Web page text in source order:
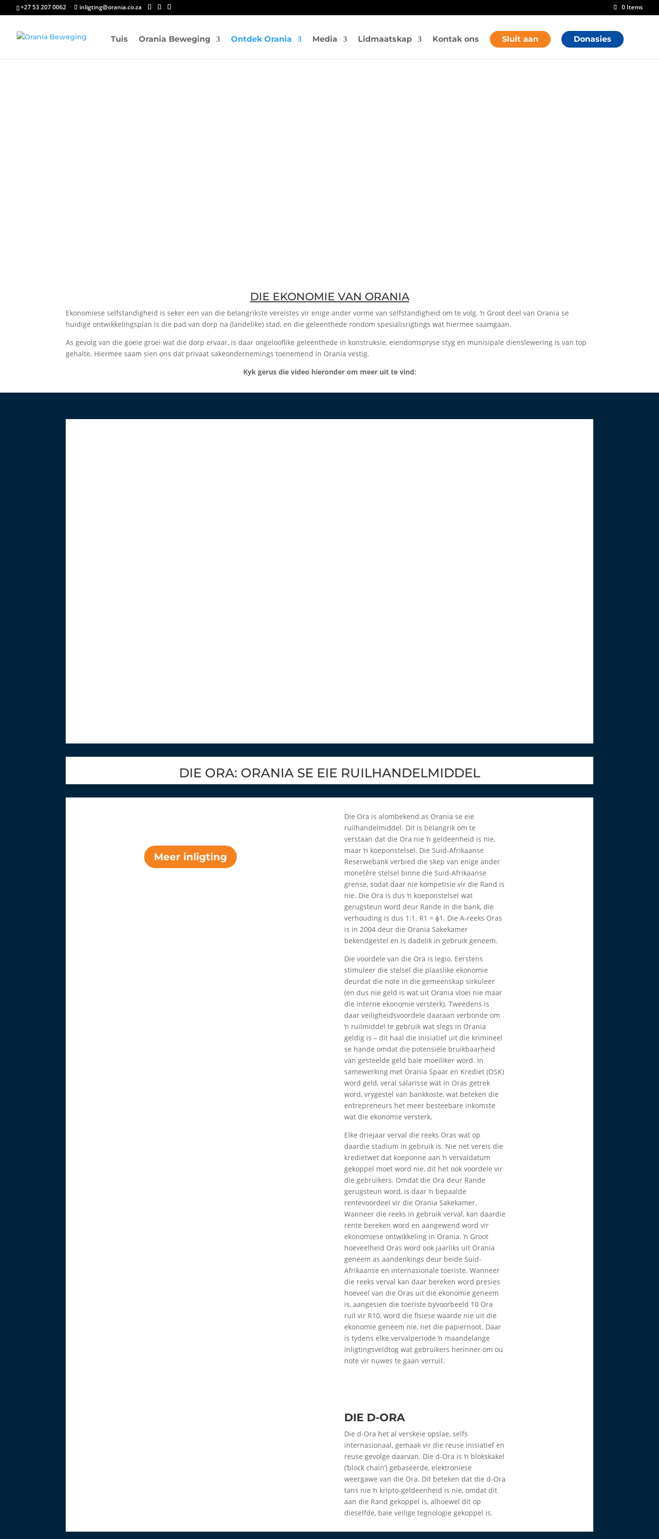
+27 53 207 0062 inligting@orania.co.za 0 Items
Tuis Orania Beweging Ontdek Orania Media Lidmaatskap Kontak ons Sluit aan Donasies
DIE EKONOMIE VAN ORANIA
Ekonomiese selfstandigheid is seker een van die belangrikste vereistes vir enige ander vorme van selfstandigheid om te volg. ŉ Groot deel van Orania se
huidige ontwikkelingsplan is die pad van dorp na (landelike) stad, en die geleenthede rondom spesialisrigtings wat hiermee saamgaan.
As gevolg van die goeie groei wat die dorp ervaar, is daar ongelooflike geleenthede in konstruksie, eiendomspryse styg en munisipale dienslewering is van top
gehalte. Hiermee saam sien ons dat privaat sakeondernemings toenemend in Orania vestig.
Kyk gerus die video hieronder om meer uit te vind:
DIE ORA: ORANIA SE EIE RUILHANDELMIDDEL
Meer inligting
Die Ora is alombekend as Orania se eie
ruilhandelmiddel. Dit is belangrik om te
verstaan dat die Ora nie ŉ geldeenheid is nie,
maar ŉ koeponstelsel. Die Suid-Afrikaanse
Reserwebank verbied die skep van enige ander
monetêre stelsel binne die Suid-Afrikaanse
grense, sodat daar nie kompetisie vir die Rand is
nie. Die Ora is dus ŉ koeponstelsel wat
gerugsteun word deur Rande in die bank, die
verhouding is dus 1:1. R1 = ϕ1. Die A-reeks Oras
is in 2004 deur die Orania Sakekamer
bekendgestel en is dadelik in gebruik geneem.
Die voordele van die Ora is legio. Eerstens
stimuleer die stelsel die plaaslike ekonomie
deurdat die note in die gemeenskap sirkuleer
(en dus nie geld is wat uit Orania vloei nie maar
die interne ekonomie versterk). Tweedens is
daar veiligheidsvoordele daaraan verbonde om
ŉ ruilmiddel te gebruik wat slegs in Orania
geldig is – dit haal die inisiatief uit die krimineel
se hande omdat die potensiële bruikbaarheid
van gesteelde geld baie moeiliker word. In
samewerking met Orania Spaar en Krediet (OSK)
word geld, veral salarisse wat in Oras getrek
word, vrygestel van bankkoste, wat beteken die
entrepreneurs het meer besteebare inkomste
wat die ekonomie versterk.
Elke driejaar verval die reeks Oras wat op
daardie stadium in gebruik is. Nie net vereis die
kredietwet dat koeponne aan ŉ vervaldatum
gekoppel moet word nie, dit het ook voordele vir
die gebruikers. Omdat die Ora deur Rande
gerugsteun word, is daar ŉ bepaalde
rentevoordeel vir die Orania Sakekamer.
Wanneer die reeks in gebruik verval, kan daardie
rente bereken word en aangewend word vir
ekonomiese ontwikkeling in Orania. ŉ Groot
hoeveelheid Oras word ook jaarliks uit Orania
geneem as aandenkings deur beide Suid-
Afrikaanse en internasionale toeriste. Wanneer
die reeks verval kan daar bereken word presies
hoeveel van die Oras uit die ekonomie geneem
is, aangesien die toeriste byvoorbeeld 10 Ora
ruil vir R10, word die fisiese waarde nie uit die
ekonomie geneem nie, net die papiernoot. Daar
is tydens elke vervalperiode ŉ maandelange
inligtingsveldtog wat gebruikers herinner om ou
note vir nuwes te gaan verruil.
DIE D-ORA
Die d-Ora het al verskeie opslae, selfs
internasionaal, gemaak vir die reuse inisiatief en
reuse gevolge daarvan. Die d-Ora is ŉ blokskakel
(‘block chain’) gebaseerde, elektroniese
weergawe van die Ora. Dit beteken dat die d-Ora
tans nie ŉ kripto-geldeenheid is nie, omdat dit
aan die Rand gekoppel is, alhoewel dit op
dieselfde, baie veilige tegnologie gekoppel is.